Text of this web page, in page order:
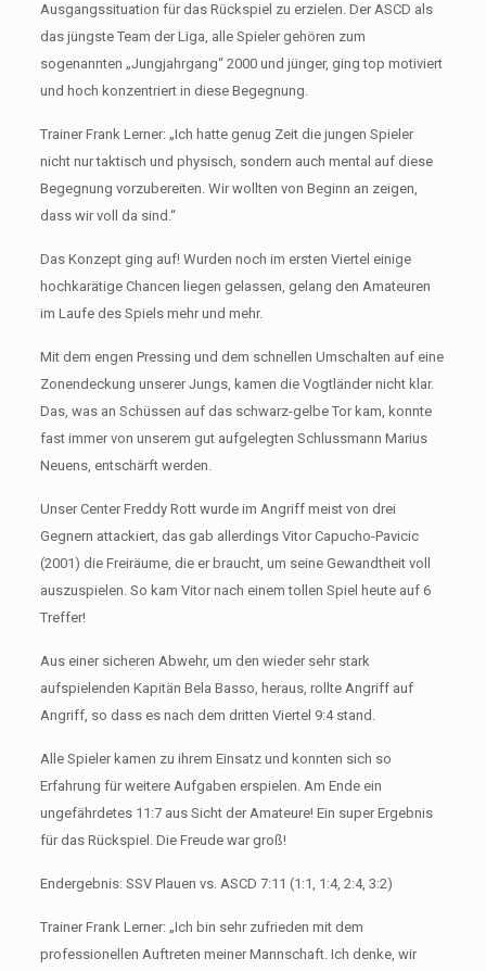
Ausgangssituation für das Rückspiel zu erzielen. Der ASCD als
das jüngste Team der Liga, alle Spieler gehören zum
sogenannten „Jungjahrgang“ 2000 und jünger, ging top motiviert
und hoch konzentriert in diese Begegnung.
Trainer Frank Lerner: „Ich hatte genug Zeit die jungen Spieler
nicht nur taktisch und physisch, sondern auch mental auf diese
Begegnung vorzubereiten. Wir wollten von Beginn an zeigen,
dass wir voll da sind.“
Das Konzept ging auf! Wurden noch im ersten Viertel einige
hochkarätige Chancen liegen gelassen, gelang den Amateuren
im Laufe des Spiels mehr und mehr.
Mit dem engen Pressing und dem schnellen Umschalten auf eine
Zonendeckung unserer Jungs, kamen die Vogtländer nicht klar.
Das, was an Schüssen auf das schwarz-gelbe Tor kam, konnte
fast immer von unserem gut aufgelegten Schlussmann Marius
Neuens, entschärft werden.
Unser Center Freddy Rott wurde im Angriff meist von drei
Gegnern attackiert, das gab allerdings Vitor Capucho-Pavicic
(2001) die Freiräume, die er braucht, um seine Gewandtheit voll
auszuspielen. So kam Vitor nach einem tollen Spiel heute auf 6
Treffer!
Aus einer sicheren Abwehr, um den wieder sehr stark
aufspielenden Kapitän Bela Basso, heraus, rollte Angriff auf
Angriff, so dass es nach dem dritten Viertel 9:4 stand.
Alle Spieler kamen zu ihrem Einsatz und konnten sich so
Erfahrung für weitere Aufgaben erspielen. Am Ende ein
ungefährdetes 11:7 aus Sicht der Amateure! Ein super Ergebnis
für das Rückspiel. Die Freude war groß!
Endergebnis: SSV Plauen vs. ASCD 7:11 (1:1, 1:4, 2:4, 3:2)
Trainer Frank Lerner: „Ich bin sehr zufrieden mit dem
professionellen Auftreten meiner Mannschaft. Ich denke, wir